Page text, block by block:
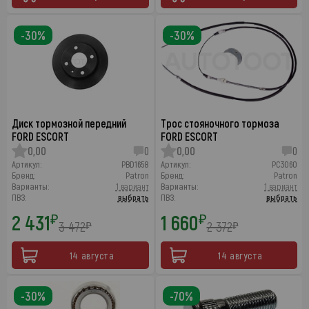
Диск тормозной передний
FORD ESCORT
0,00
0
Артикул:
PBD1658
Бренд:
Patron
Варианты:
1 вариант
ПВЗ:
выбрать
2 431₽3 472₽
14 августа
-30%
Трос стояночного тормоза
FORD ESCORT
0,00
0
Артикул:
PC3060
Бренд:
Patron
Варианты:
1 вариант
ПВЗ:
выбрать
1 660₽2 372₽
14 августа
-30%
-30% -70%